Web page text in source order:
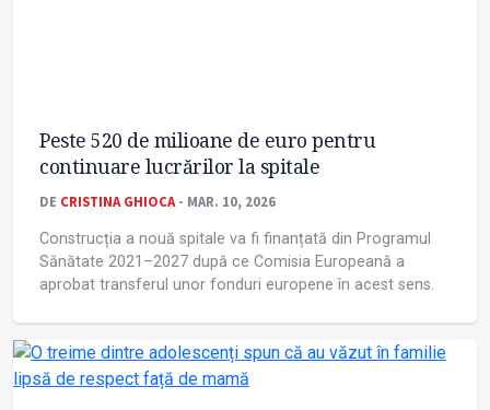
Peste 520 de milioane de euro pentru
continuare lucrărilor la spitale
DE CRISTINA GHIOCA- MAR. 10, 2026
Construcția a nouă spitale va fi finanțată din Programul
Sănătate 2021–2027 după ce Comisia Europeană a
aprobat transferul unor fonduri europene în acest sens.